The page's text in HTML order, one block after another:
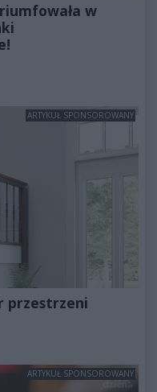
w
ARTYKUŁ SPONSOROWANY
przestrzeni
ARTYKUŁ SPONSOROWANY